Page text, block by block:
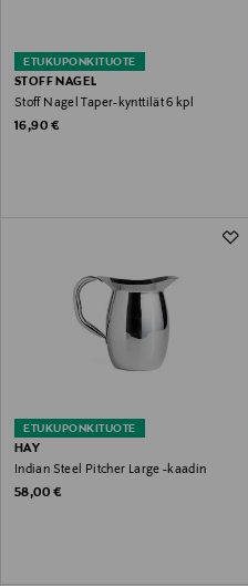
ETUKUPONKITUOTE
STOFF NAGEL
Stoff Nagel Taper-kynttilät 6 kpl
Original Price
16,90 €
ETUKUPONKITUOTE
HAY
Indian Steel Pitcher Large -kaadin
Original Price
58,00 €